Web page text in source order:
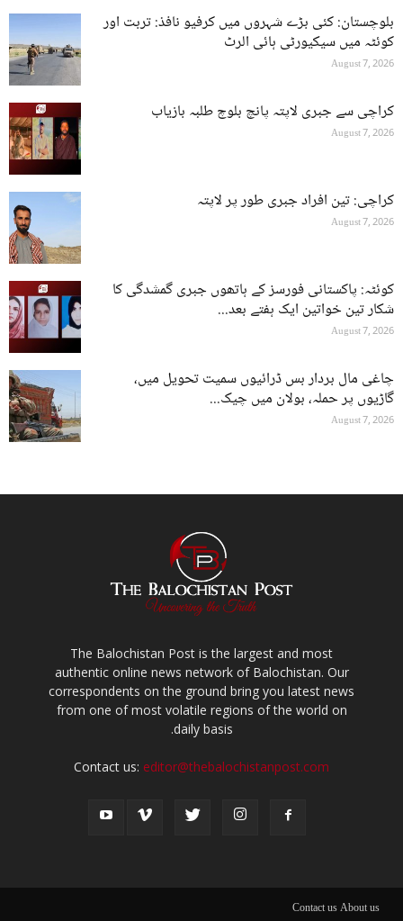
بلوچستان: کئی بڑے شہروں میں کرفیو نافذ: تربت اور
کوئٹہ میں سیکیورٹی ہائی الرٹ
August 7, 2026
کراچی سے جبری لاپتہ پانچ بلوچ طلبہ بازیاب
August 7, 2026
کراچی: تین افراد جبری طور پر لاپتہ
August 7, 2026
کوئٹہ: پاکستانی فورسز کے ہاتھوں جبری گمشدگی کا
شکار تین خواتین ایک ہفتے بعد...
August 7, 2026
چاغی مال بردار بس ڈرائیوں سمیت تحویل میں،
گاڑیوں پر حملہ، بولان میں چیک...
August 7, 2026
The Balochistan Post is the largest and most
authentic online news network of Balochistan. Our
correspondents on the ground bring you latest news
from one of most volatile regions of the world on
daily basis.
Contact us: editor@thebalochistanpost.com
About us
Contact us